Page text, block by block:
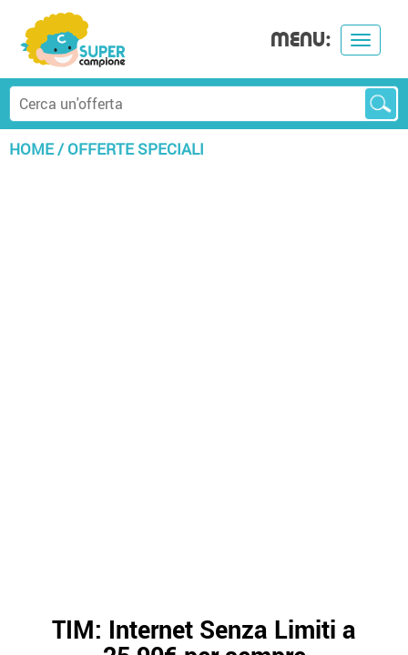
Toggle
MENU:
HOME/OFFERTE SPECIALI
TIM: Internet Senza Limiti a